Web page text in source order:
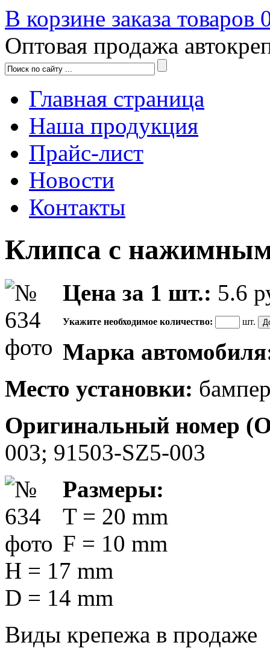
В корзине заказа товаров
Оптовая продажа
Главная страница
Наша продукция
Прайс-лист
Новости
Контакты
Клипса с
Цена за 1 шт.: 5.6
Укажите необходимое количество: шт.
Марка
Место установки:
Оригинальный номер
003; 91503-SZ5-003
Размеры:
T = 20 mm
F = 10 mm
H = 17 mm
D = 14 mm
Виды крепежа в продаже